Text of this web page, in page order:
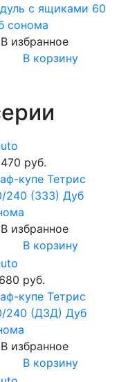
с ящиками 60
сонома
В избранное
В корзину
руб.
купе Тетрис
240 (ЗЗЗ) Дуб
В избранное
В корзину
руб.
купе Тетрис
240 (ДЗД) Дуб
В избранное
В корзину